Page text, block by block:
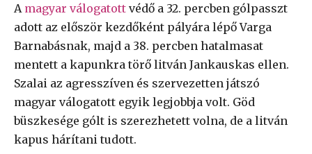
A magyar válogatott védő a 32. percben gólpasszt
adott az először kezdőként pályára lépő Varga
Barnabásnak, majd a 38. percben hatalmasat
mentett a kapunkra törő litván Jankauskas ellen.
Szalai az agresszíven és szervezetten játszó
magyar válogatott egyik legjobbja volt. Göd
büszkesége gólt is szerezhetett volna, de a litván
kapus hárítani tudott.